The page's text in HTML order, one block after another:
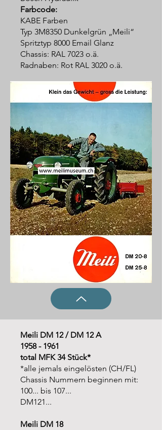
Farbcode:
KABE Farben
Typ 3M8350 Dunkelgrün „Meili“
Spritztyp 8000 Email Glanz
Chassis: RAL 7023 o.ä.
Radnaben: Rot RAL 3020 o.ä.
Meili DM 12 / DM 12 A
1958 - 1961
total MFK 34 Stück*
*alle jemals eingelösten (CH/FL)
Chassis Nummern beginnen mit:
100... bis 107...
DM121...
Meili DM 18